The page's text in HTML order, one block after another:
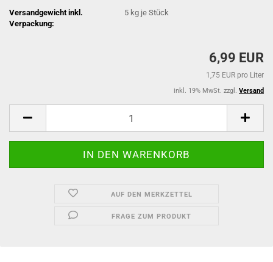
Versandgewicht inkl.
Verpackung:
5 kg je Stück
6,99 EUR
1,75 EUR pro Liter
inkl. 19% MwSt. zzgl. Versand
AUF DEN MERKZETTEL
FRAGE ZUM PRODUKT